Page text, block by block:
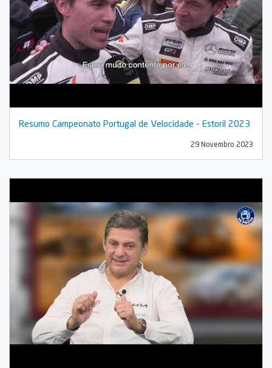
Resumo Campeonato Portugal de Velocidade - Estoril 2023
29 Novembro 2023